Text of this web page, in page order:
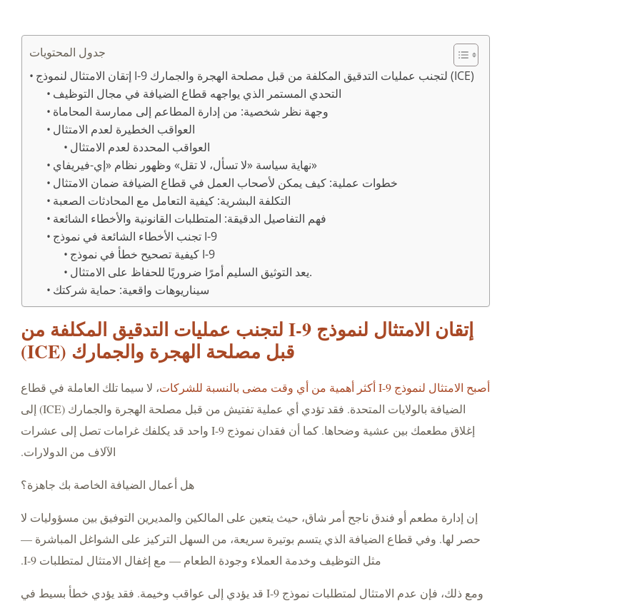
جدول المحتويات
إتقان الامتثال لنموذج I-9 لتجنب عمليات التدقيق المكلفة من قبل مصلحة الهجرة والجمارك (ICE)
التحدي المستمر الذي يواجهه قطاع الضيافة في مجال التوظيف
وجهة نظر شخصية: من إدارة المطاعم إلى ممارسة المحاماة
العواقب الخطيرة لعدم الامتثال
العواقب المحددة لعدم الامتثال
نهاية سياسة «لا تسأل، لا تقل» وظهور نظام «إي-فيريفاي»
خطوات عملية: كيف يمكن لأصحاب العمل في قطاع الضيافة ضمان الامتثال
التكلفة البشرية: كيفية التعامل مع المحادثات الصعبة
فهم التفاصيل الدقيقة: المتطلبات القانونية والأخطاء الشائعة
تجنب الأخطاء الشائعة في نموذج I-9
كيفية تصحيح خطأ في نموذج I-9
يعد التوثيق السليم أمرًا ضروريًا للحفاظ على الامتثال.
سيناريوهات واقعية: حماية شركتك
إتقان الامتثال لنموذج I-9 لتجنب عمليات التدقيق المكلفة من
قبل مصلحة الهجرة والجمارك (ICE)
أصبح الامتثال لنموذج I-9 أكثر أهمية من أي وقت مضى بالنسبة للشركات
، لا سيما تلك العاملة في قطاع
الضيافة بالولايات المتحدة. فقد تؤدي أي عملية تفتيش من قبل مصلحة الهجرة والجمارك (ICE) إلى
إغلاق مطعمك بين عشية وضحاها. كما أن فقدان نموذج I-9 واحد قد يكلفك غرامات تصل إلى عشرات
الآلاف من الدولارات.
هل أعمال الضيافة الخاصة بك جاهزة؟
إن إدارة مطعم أو فندق ناجح أمر شاق، حيث يتعين على المالكين والمديرين التوفيق بين مسؤوليات لا
حصر لها. وفي قطاع الضيافة الذي يتسم بوتيرة سريعة، من السهل التركيز على الشواغل المباشرة —
مثل التوظيف وخدمة العملاء وجودة الطعام — مع إغفال الامتثال لمتطلبات I-9.
ومع ذلك، فإن عدم الامتثال لمتطلبات نموذج I-9 قد يؤدي إلى عواقب وخيمة. فقد يؤدي خطأ بسيط في